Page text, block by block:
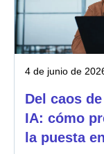
Tecnología
Sector público
Sanidad
4 de junio de
Del caos
IA: cómo
la puesta